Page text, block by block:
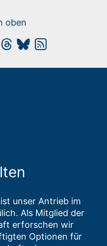
oben
unser Antrieb im
Als Mitglied der
erforschen wir
Optionen für